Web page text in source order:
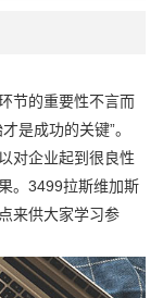
节的重要性不言而
是成功的关键”。
对企业起到很良性
。3499拉斯维加斯
来供大家学习参